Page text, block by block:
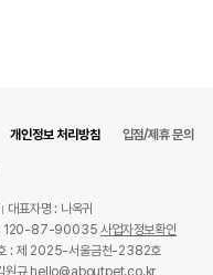
개인정보 처리방침 입점/제휴 문의
대표자명 : 나옥귀
: 120-87-90035사업자정보확인
: 제 2025-서울금천-2382호
원규 hello@aboutpet.co.kr